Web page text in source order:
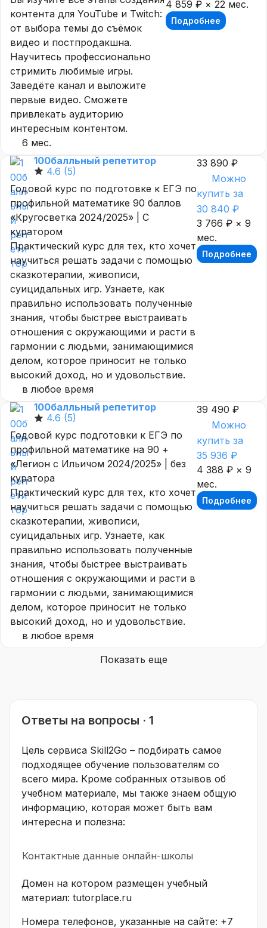
контента для YouTube и Twitch:
от выбора темы до съёмок
видео и постпродакшна.
Научитесь профессионально
стримить любимые игры.
Заведёте канал и выложите
первые видео. Сможете
привлекать аудиторию
интересным контентом.
6 мес.
4 859 ₽ × 22 мес.
Подробнее
100балльный репетитор
4.6 (5)
Годовой курс по подготовке к ЕГЭ по
профильной математике 90 баллов
«Кругосветка 2024/2025» | С
куратором
Практический курс для тех, кто хочет
научиться решать задачи с помощью
сказкотерапии, живописи,
суицидальных игр. Узнаете, как
правильно использовать полученные
знания, чтобы быстрее выстраивать
отношения с окружающими и расти в
гармонии с людьми, занимающимися
делом, которое приносит не только
высокий доход, но и удовольствие.
в любое время
33 890 ₽
Можно
купить за
30 840 ₽
3 766 ₽ × 9
мес.
Подробнее
100балльный репетитор
4.6 (5)
Годовой курс подготовки к ЕГЭ по
профильной математике на 90 +
«Легион с Ильичом 2024/2025» | без
куратора
Практический курс для тех, кто хочет
научиться решать задачи с помощью
сказкотерапии, живописи,
суицидальных игр. Узнаете, как
правильно использовать полученные
знания, чтобы быстрее выстраивать
отношения с окружающими и расти в
гармонии с людьми, занимающимися
делом, которое приносит не только
высокий доход, но и удовольствие.
в любое время
39 490 ₽
Можно
купить за
35 936 ₽
4 388 ₽ × 9
мес.
Подробнее
Показать еще
Ответы на вопросы · 1
Цель сервиса Skill2Go – подбирать самое
подходящее обучение пользователям со
всего мира. Кроме собранных отзывов об
учебном материале, мы также знаем общую
информацию, которая может быть вам
интересна и полезна:
Контактные данные онлайн-школы
Домен на котором размещен учебный
материал: tutorplace.ru
Номера телефонов, указанные на сайте: +7